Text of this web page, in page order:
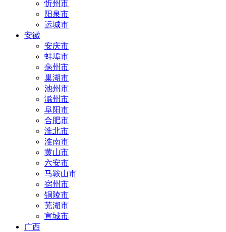
忻州市
阳泉市
运城市
安徽
安庆市
蚌埠市
亳州市
巢湖市
池州市
滁州市
阜阳市
合肥市
淮北市
淮南市
黄山市
六安市
马鞍山市
宿州市
铜陵市
芜湖市
宣城市
广西